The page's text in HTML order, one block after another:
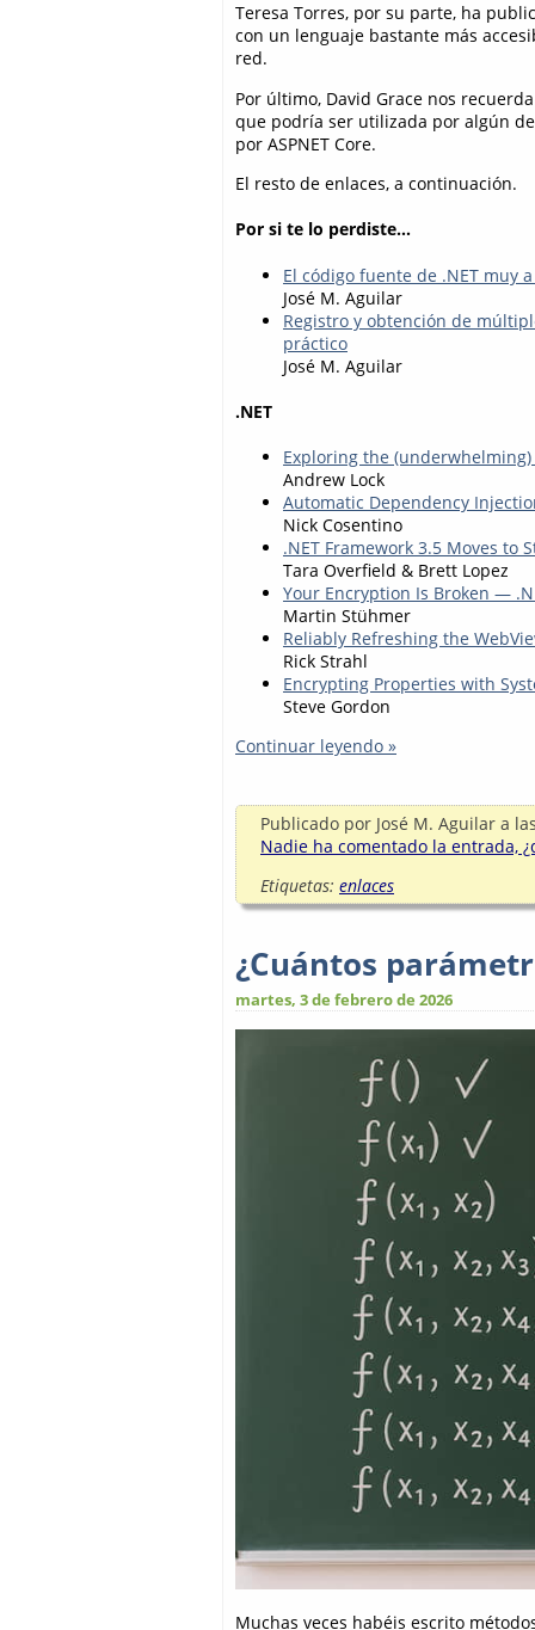
Teresa Torres, por su parte, ha
con un lenguaje bastante más
red.
Por último, David Grace nos
que podría ser utilizada por algún
por ASPNET Core.
El resto de enlaces, a continuación.
Por si te lo perdiste...
El código fuente de .NET muy
José M. Aguilar
Registro y obtención de
práctico
José M. Aguilar
.NET
Exploring the
Andrew Lock
Automatic Dependency
Nick Cosentino
.NET Framework 3.5 Moves to
Tara Overfield & Brett Lopez
Your Encryption Is Broken —
Martin Stühmer
Reliably Refreshing the
Rick Strahl
Encrypting Properties with
Steve Gordon
Continuar leyendo »
Publicado por José M. Aguilar a
Nadie ha comentado la entrada,
Etiquetas: enlaces
¿Cuántos
martes, 3 de febrero de 2026
Muchas veces habéis escrito